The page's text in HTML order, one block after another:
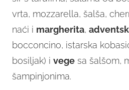
vrta, mozzarella, šalša,
naći i margherita,
bocconcino, istarska
bosiljak) i vege sa šalšom,
šampinjonima.